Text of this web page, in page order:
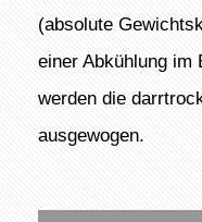
(absolute
einer Abkühlung im
werden die
ausgewogen.